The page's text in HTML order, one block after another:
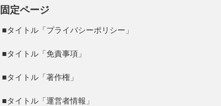
固定ページ
■タイトル「プライバシーポリシー」
■タイトル「免責事項」
■タイトル「著作権」
■タイトル「運営者情報」